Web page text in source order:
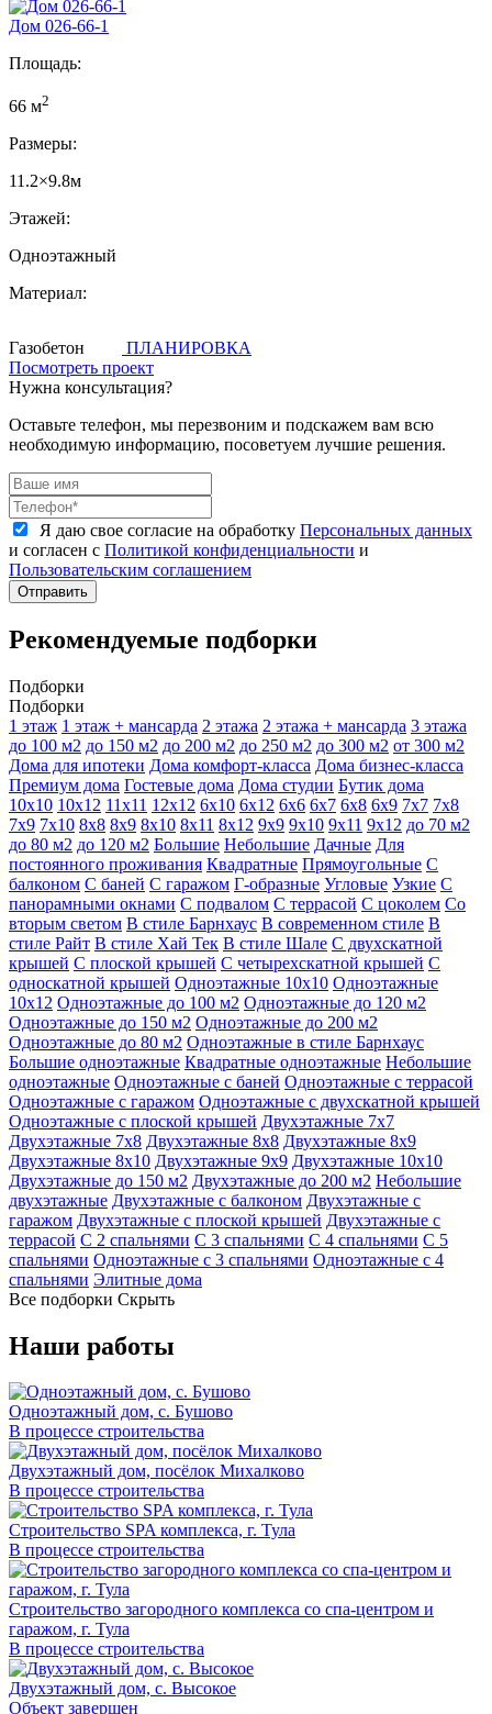
Дом 026-66-1
Площадь:
66 м2
Размеры:
11.2×9.8м
Этажей:
Одноэтажный
Материал:
Газобетон
ПЛАНИРОВКА
Посмотреть проект
Нужна консультация?
Оставьте телефон, мы перезвоним и подскажем вам всю
необходимую информацию, посоветуем лучшие решения.
Я даю свое согласие на обработку Персональных данных
и согласен с Политикой конфиденциальности и
Пользовательским соглашением
Отправить
Рекомендуемые подборки
Подборки
Подборки
1 этаж 1 этаж + мансарда 2 этажа 2 этажа + мансарда 3 этажа
до 100 м2 до 150 м2 до 200 м2 до 250 м2 до 300 м2 от 300 м2
Дома для ипотеки Дома комфорт-класса Дома бизнес-класса
Премиум дома Гостевые дома Дома студии Бутик дома
10х10 10х12 11х11 12х12 6х10 6х12 6х6 6х7 6х8 6х9 7х7 7х8
7х9 7х10 8х8 8х9 8х10 8х11 8х12 9х9 9х10 9х11 9х12 до 70 м2
до 80 м2 до 120 м2 Большие Небольшие Дачные Для
постоянного проживания Квадратные Прямоугольные С
балконом С баней С гаражом Г-образные Угловые Узкие С
панорамными окнами С подвалом С террасой С цоколем Со
вторым светом В стиле Барнхаус В современном стиле В
стиле Райт В стиле Хай Тек В стиле Шале С двухскатной
крышей С плоской крышей С четырехскатной крышей С
односкатной крышей Одноэтажные 10х10 Одноэтажные
10х12 Одноэтажные до 100 м2 Одноэтажные до 120 м2
Одноэтажные до 150 м2 Одноэтажные до 200 м2
Одноэтажные до 80 м2 Одноэтажные в стиле Барнхаус
Большие одноэтажные Квадратные одноэтажные Небольшие
одноэтажные Одноэтажные с баней Одноэтажные с террасой
Одноэтажные с гаражом Одноэтажные с двухскатной крышей
Одноэтажные с плоской крышей Двухэтажные 7х7
Двухэтажные 7х8 Двухэтажные 8х8 Двухэтажные 8х9
Двухэтажные 8х10 Двухэтажные 9х9 Двухэтажные 10х10
Двухэтажные до 150 м2 Двухэтажные до 200 м2 Небольшие
двухэтажные Двухэтажные с балконом Двухэтажные с
гаражом Двухэтажные с плоской крышей Двухэтажные с
террасой С 2 спальнями С 3 спальнями С 4 спальнями С 5
спальнями Одноэтажные с 3 спальнями Одноэтажные с 4
спальнями Элитные дома
Все подборки Скрыть
Наши работы
Одноэтажный дом, с. Бушово
В процессе строительства
Двухэтажный дом, посёлок Михалково
В процессе строительства
Строительство SPA комплекса, г. Тула
В процессе строительства
Строительство загородного комплекса со спа-центром и
гаражом, г. Тула
В процессе строительства
Двухэтажный дом, с. Высокое
Объект завершен